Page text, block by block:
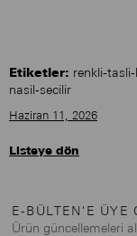
Etiketler: renkli-
nasil-secilir
Haziran 11, 2026
Listeye dön
E-BÜLTEN'E ÜYE
Ürün güncellemeleri